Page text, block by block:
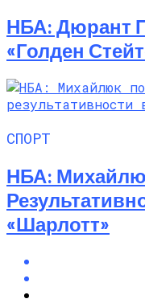
НБА: Дюрант
«Голден
СПОРТ
НБА:
«Шарлотт»